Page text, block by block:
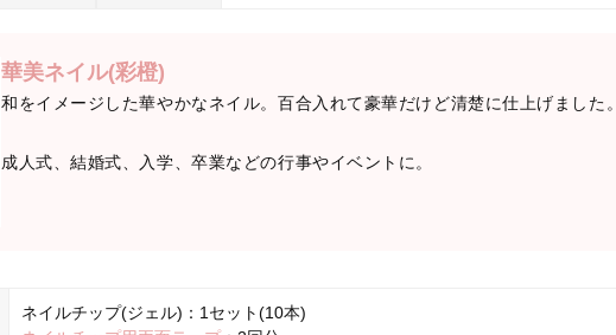
華美ネイル(彩橙)
和をイメージした華やかなネイル。百合入れて豪華だけど清楚に仕上げました。
成人式、結婚式、入学、卒業などの行事やイベントに。
ネイルチップ(ジェル)：1セット(10本)